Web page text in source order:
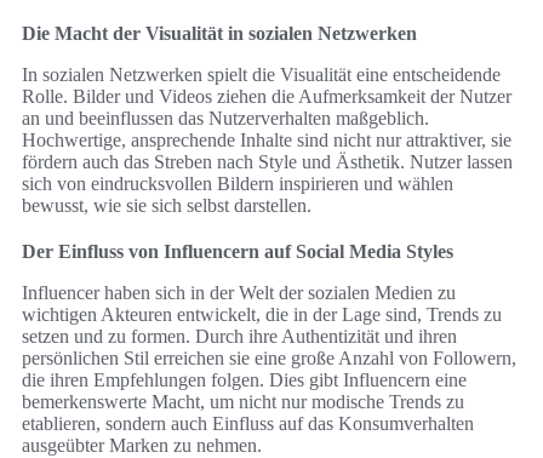
Die Macht der Visualität in sozialen Netzwerken
In sozialen Netzwerken spielt die Visualität eine entscheidende
Rolle. Bilder und Videos ziehen die Aufmerksamkeit der Nutzer
an und beeinflussen das Nutzerverhalten maßgeblich.
Hochwertige, ansprechende Inhalte sind nicht nur attraktiver, sie
fördern auch das Streben nach Style und Ästhetik. Nutzer lassen
sich von eindrucksvollen Bildern inspirieren und wählen
bewusst, wie sie sich selbst darstellen.
Der Einfluss von Influencern auf Social Media Styles
Influencer haben sich in der Welt der sozialen Medien zu
wichtigen Akteuren entwickelt, die in der Lage sind, Trends zu
setzen und zu formen. Durch ihre Authentizität und ihren
persönlichen Stil erreichen sie eine große Anzahl von Followern,
die ihren Empfehlungen folgen. Dies gibt Influencern eine
bemerkenswerte Macht, um nicht nur modische Trends zu
etablieren, sondern auch Einfluss auf das Konsumverhalten
ausgeübter Marken zu nehmen.